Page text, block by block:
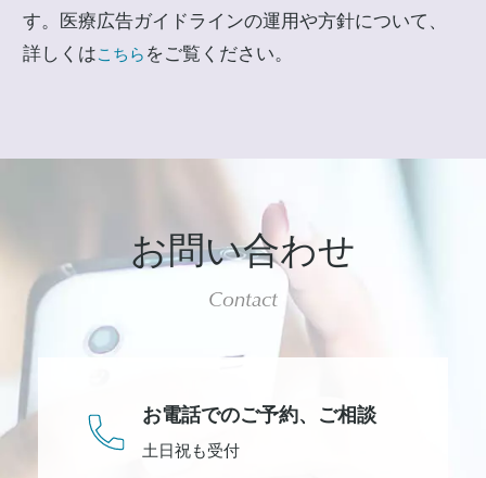
す。医療広告ガイドラインの運用や方針について、
詳しくはこちら をご覧ください。
お問い合わせ
Contact
お電話でのご予約、 ご相談
土日祝も受付